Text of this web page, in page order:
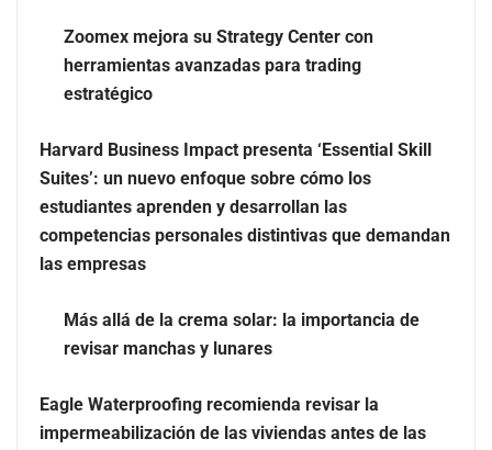
Zoomex mejora su Strategy Center con herramientas
avanzadas para trading estratégico
Harvard Business Impact presenta ‘Essential Skill
Suites’: un nuevo enfoque sobre cómo los estudiantes
distintivas que demandan las empresas
Zoomex mejora su Strategy Center con
herramientas avanzadas para trading
estratégico
Harvard Business Impact presenta ‘Essential Skill
Suites’: un nuevo enfoque sobre cómo los
estudiantes aprenden y desarrollan las
competencias personales distintivas que demandan
las empresas
Más allá de la crema solar: la importancia de
revisar manchas y lunares
Eagle Waterproofing recomienda revisar la
impermeabilización de las viviendas antes de las